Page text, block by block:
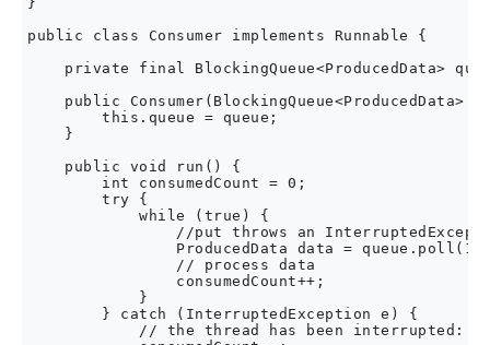
public class Consumer implements Runnable {
private final BlockingQueue<ProducedData>
public Consumer(BlockingQueue<ProducedData>
        this.queue = queue;
    }
    public void run() {
        int consumedCount = 0;
        try {
            while (true) {
//put throws an
ProducedData data =
                // process data
                consumedCount++;
            }
        } catch (InterruptedException e) {
// the thread has been interrupted: